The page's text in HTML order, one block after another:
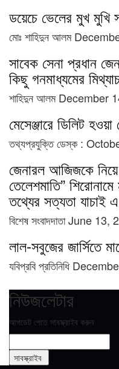
ডয়েচে ভেলের মুখ মুখি
মোঃ শাহিদুন আলম
সাবেক সেনা প্রধান
কিছু গনমাধ্যমের
শাহিদুন আলমDecember
মেসেঞ্জারে ডিলিট
তথ্যপ্রযুক্তি ডেস্ক :
জেনারল আজিজকে
তেলেশমাতি”
তথ্যের সত্যতা যাচাই
বিশেষ সংবাদদাতাJune 13,
লাল-সবুজের জার্সিতে
যবিপ্রবি প্রতিনিধি
নিউজলেটার
আপডেট পেতে সাবস্ক্রাইব করুন